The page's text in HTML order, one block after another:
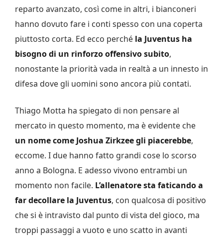
reparto avanzato, così come in altri, i bianconeri
hanno dovuto fare i conti spesso con una coperta
piuttosto corta. Ed ecco perché la Juventus ha
bisogno di un rinforzo offensivo subito,
nonostante la priorità vada in realtà a un innesto in
difesa dove gli uomini sono ancora più contati.
Thiago Motta ha spiegato di non pensare al
mercato in questo momento, ma è evidente che
un nome come Joshua Zirkzee gli piacerebbe,
eccome. I due hanno fatto grandi cose lo scorso
anno a Bologna. E adesso vivono entrambi un
momento non facile. L’allenatore sta faticando a
far decollare la Juventus, con qualcosa di positivo
che si è intravisto dal punto di vista del gioco, ma
troppi passaggi a vuoto e uno scatto in avanti